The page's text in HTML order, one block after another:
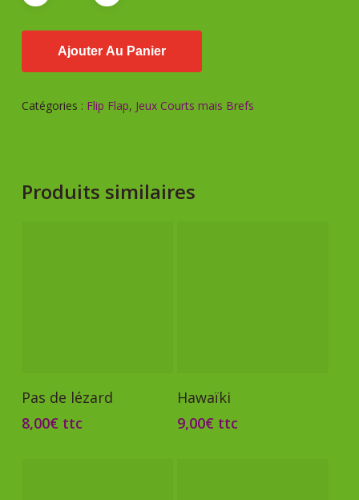
Ajouter Au Panier
Catégories : Flip Flap, Jeux Courts mais Brefs
Produits similaires
Ajouter Au Panier
Pas de lézard
8,00€ ttc
Ajouter Au Panier
Hawaïki
9,00€ ttc